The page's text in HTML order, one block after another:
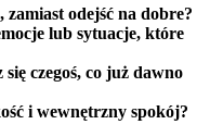
zamiast odejść na dobre?
lub sytuacje, które
czegoś, co już dawno
i wewnętrzny spokój?